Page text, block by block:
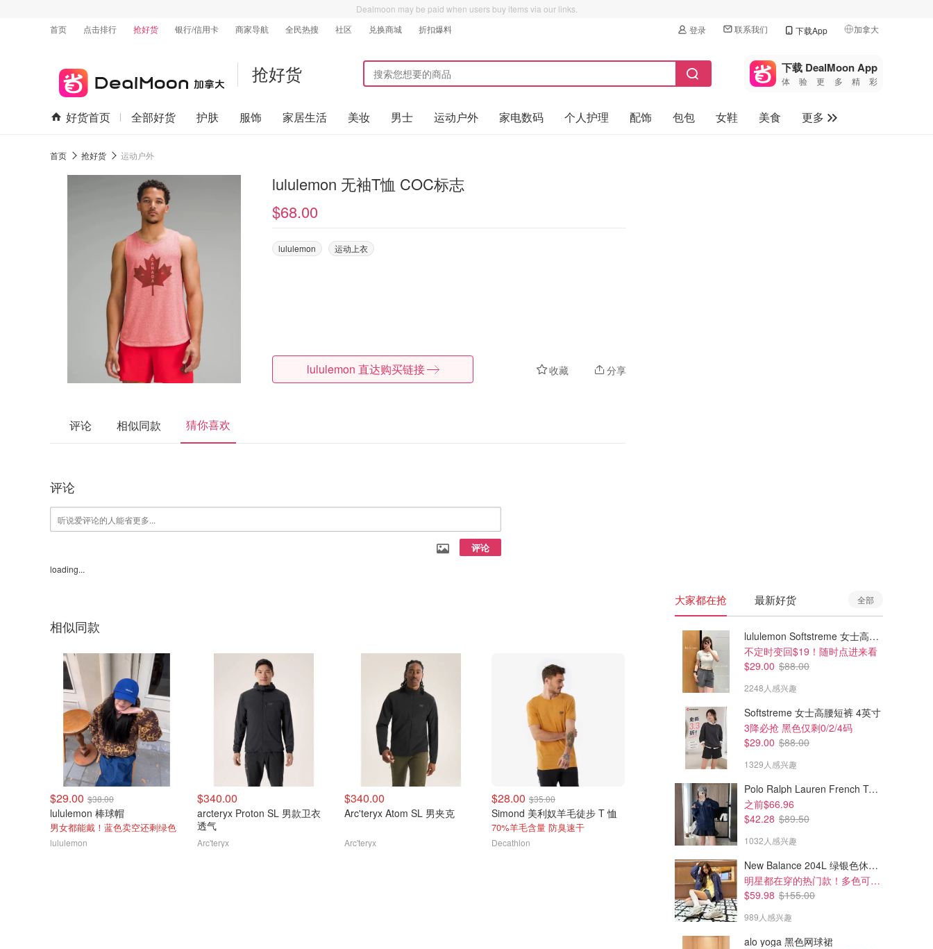
Dealmoon may be paid when users buy items via our links.
首页
点击排行 抢好货 银行/信用卡 商家导航 全民热搜 社区 兑换商城 折扣爆料 登录 联系我们 下载App 加拿大
🇺🇸
美国
🇨🇳中国
🇨🇦加拿大
抢好货 下载 DealMoon App
体验更多精彩
好货首页 全部好货 护肤 服饰 家居生活 美妆 男士 运动户外 家电数码 个人护理 配饰 包包 女鞋 美食
更多
首页 抢好货 运动户外
lululemon 无袖T恤 COC标志
$68.00
lululemon 运动上衣
收藏 分享
lululemon 直达购买链接
评论 相似同款 猜你喜欢
评论
评论
loading...
相似同款
$29.00 $38.00
lululemon 棒球帽
男女都能戴！蓝色卖空还剩绿色
lululemon
$340.00
arcteryx Proton SL 男款卫衣
透气
Arc'teryx
$340.00
Arc'teryx Atom SL 男夹克
Arc'teryx
$28.00 $35.00
Simond 美利奴羊毛徒步 T 恤
70%羊毛含量 防臭速干
Decathlon
$11.00
Domyos 中筒健身袜 2双
$54.00
直饮运动水瓶 32oz
lululemon
大家都在抢 最新好货 全部
lululemon Softstreme 女士高腰短裤 10cm
不定时变回$19！随时点进来看
$29.00 $88.00
2248人感兴趣
Softstreme 女士高腰短裤 4英寸
3降必抢 黑色仅剩0/2/4码
$29.00 $88.00
1329人感兴趣
Polo Ralph Lauren French Terry 女童连帽卫衣 7-16码
之前$66.96
$42.28 $89.50
1032人感兴趣
New Balance 204L 绿银色休闲鞋
明星都在穿的热门款！多色可选 3.8折
$59.98 $155.00
989人感兴趣
alo yoga 黑色网球裙